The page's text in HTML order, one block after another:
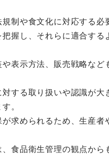
制や食文化に対応する必
握し、それらに適合す
表示方法、販売戦略など
する取り扱いや認識が大
。
求められるため、生産者
食品衛生管理の観点から